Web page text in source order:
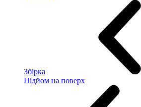
Збірка
Підйом на поверх